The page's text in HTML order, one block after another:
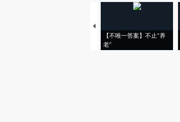
【不唯一答案】不止“养
老”